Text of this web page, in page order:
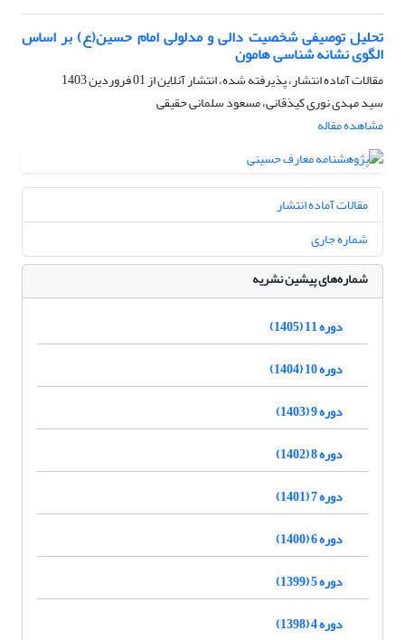
تحلیل توصیفی شخصیت دالی و مدلولی امام حسین(ع) بر اساس
الگوی نشانه شناسی هامون
مقالات آماده انتشار، پذیرفته شده، انتشار آنلاین از01 فروردین 1403
سید مهدی نوری کیذقانی، مسعود سلمانی حقیقی
مشاهده مقاله
مقالات آماده انتشار
شماره جاری
شماره‌های پیشین نشریه
دوره 11 (1405)
دوره 10 (1404)
دوره 9 (1403)
دوره 8 (1402)
دوره 7 (1401)
دوره 6 (1400)
دوره 5 (1399)
دوره 4 (1398)